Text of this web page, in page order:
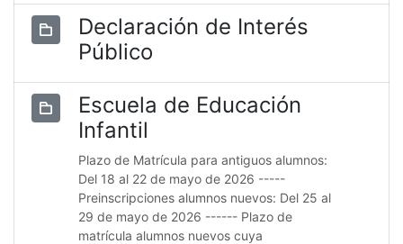
Declaración de Interés
Público
Escuela de Educación
Infantil
Plazo de Matrícula para antiguos alumnos:
Del 18 al 22 de mayo de 2026 -----
Preinscripciones alumnos nuevos: Del 25 al
29 de mayo de 2026 ------ Plazo de
matrícula alumnos nuevos cuya